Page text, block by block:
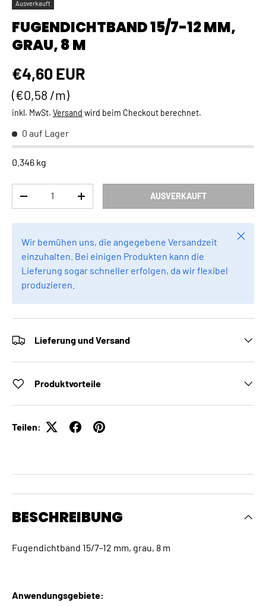
Ausverkauft
FUGENDICHTBAND 15/7-12 MM,
GRAU, 8 M
Normaler Preis
€4,60 EUR
Grundpreis
€0,58 /m
inkl. MwSt. Versand wird beim Checkout berechnet.
0 auf Lager
0.346 kg
MENGE VERRINGERNMENGE ERHÖHEN AUSVERKAUFT
Wir bemühen uns, die angegebene Versandzeit
einzuhalten. Bei einigen Produkten kann die
Lieferung sogar schneller erfolgen, da wir flexibel
produzieren.
Lieferung und Versand
Produktvorteile
Teilen:
BESCHREIBUNG
Fugendichtband 15/7-12 mm, grau, 8 m
Anwendungsgebiete: